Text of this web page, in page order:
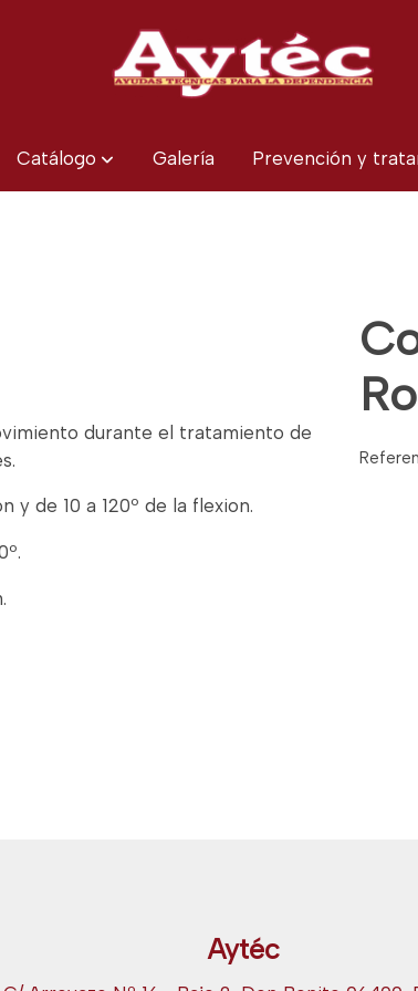
Catálogo Galería Prevención y
durante el tratamiento de
de 10 a 120º de la flexion.
Aytéc